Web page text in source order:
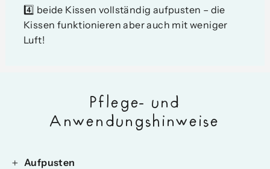
4️⃣ beide Kissen vollständig aufpusten – die
Kissen funktionieren aber auch mit weniger
Luft!
Pflege- und
Anwendungshinweise
Aufpusten